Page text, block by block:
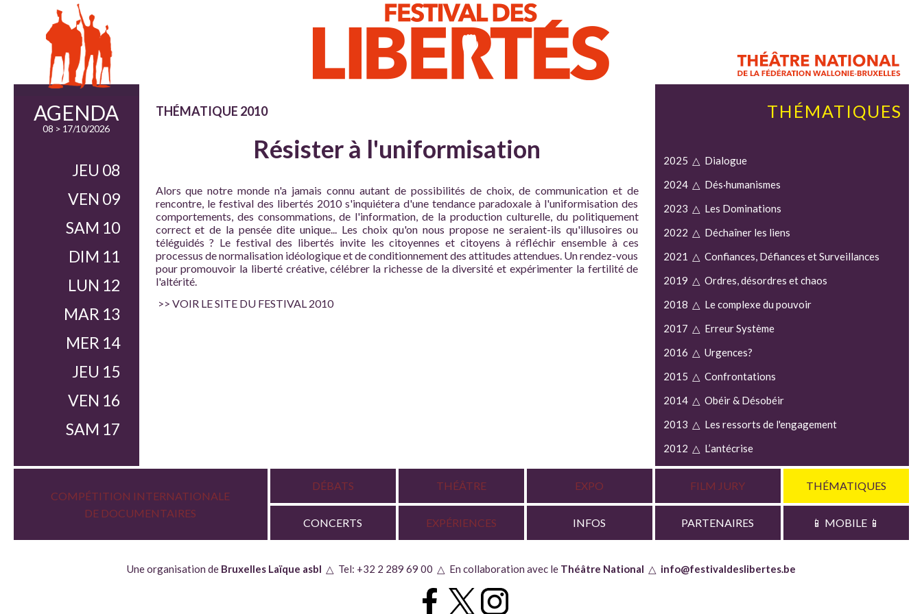
AGENDA
08 > 17/10/2026
JEU 08
VEN 09
SAM 10
DIM 11
LUN 12
MAR 13
MER 14
JEU 15
VEN 16
SAM 17
THÉMATIQUE 2010
Résister à l'uniformisation
Alors que notre monde n'a jamais connu autant de possibilités de choix, de communication et de
rencontre, le festival des libertés 2010 s'inquiétera d'une tendance paradoxale à l'uniformisation des
comportements, des consommations, de l'information, de la production culturelle, du politiquement
correct et de la pensée dite unique... Les choix qu'on nous propose ne seraient-ils qu'illusoires ou
téléguidés ? Le festival des libertés invite les citoyennes et citoyens à réfléchir ensemble à ces
processus de normalisation idéologique et de conditionnement des attitudes attendues. Un rendez-vous
pour promouvoir la liberté créative, célébrer la richesse de la diversité et expérimenter la fertilité de
l'altérité.
>> VOIR LE SITE DU FESTIVAL 2010
THÉMATIQUES
2025 △ Dialogue
2024 △ Dés·humanismes
2023 △ Les Dominations
2022 △ Déchaîner les liens
2021 △ Confiances, Défiances et Surveillances
2019 △ Ordres, désordres et chaos
2018 △ Le complexe du pouvoir
2017 △ Erreur Système
2016 △ Urgences?
2015 △ Confrontations
2014 △ Obéir & Désobéir
2013 △ Les ressorts de l'engagement
2012 △ L’antécrise
2011 △ Mythes... Utopies...
2009 △ Des murs et des brèches
COMPÉTITION INTERNATIONALE
DE DOCUMENTAIRES
DÉBATS
CONCERTS
THÉÂTRE EXPO TICKETS
📱 MOBILE 📱
INFOS
THÉMATIQUES
FILM JURY
PARTENAIRES
EXPÉRIENCES
Une organisation de Bruxelles Laïque asbl △ Tel: +32 2 289 69 00 △ En collaboration avec le Théâtre National △ info@festivaldeslibertes.be